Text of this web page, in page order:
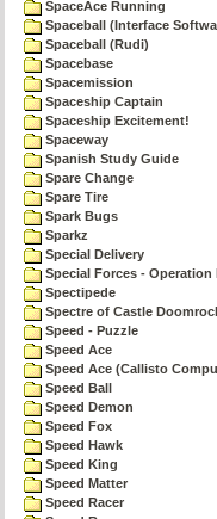
SpaceAce Running
Spaceball (Interface
Spaceball (Rudi)
Spacebase
Spacemission
Spaceship Captain
Spaceship Excitement!
Spaceway
Spanish Study Guide
Spare Change
Spare Tire
Spark Bugs
Sparkz
Special Delivery
Special Forces - Operation
Spectipede
Spectre of Castle
Speed - Puzzle
Speed Ace
Speed Ace (Callisto
Speed Ball
Speed Demon
Speed Fox
Speed Hawk
Speed King
Speed Matter
Speed Racer